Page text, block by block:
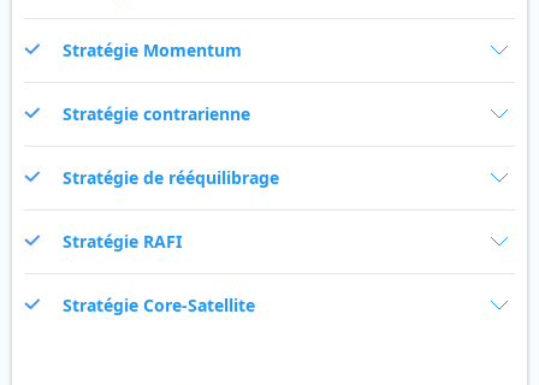
Stratégie Momentum
Stratégie contrarienne
Stratégie de rééquilibrage
Stratégie RAFI
Stratégie Core-Satellite